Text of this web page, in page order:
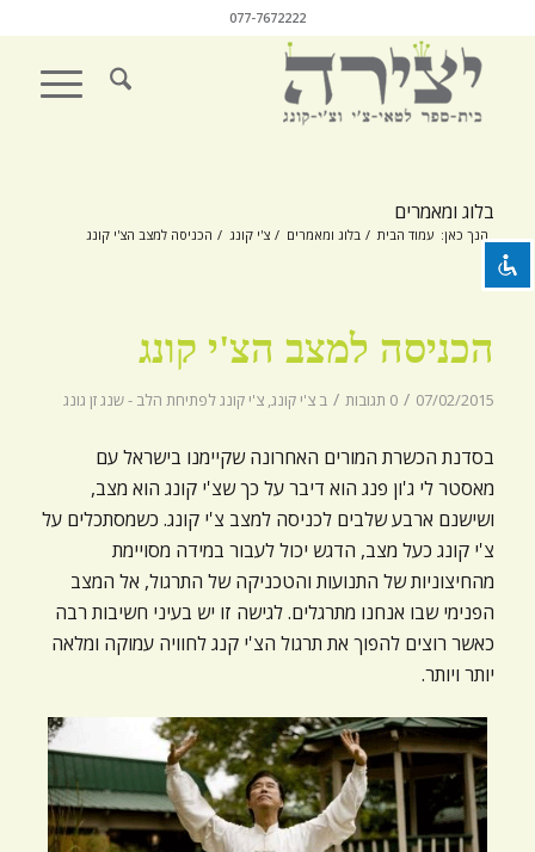
visibility_off השבת את ההבזקים
settings צבע רקע
remove_circle_outline הקטנת גופן
add_circle_outline הגדלת גופן
spellcheck גופן קריא
ניגודיות בהירה
brightness_low ניגודיות כהה
הוסף קו תחתון לקישורים
font_download סמן קישורים
את
כל
האפשרויות
077-7672222
בלוג ומאמרים
הנך כאן: עמוד הבית / בלוג ומאמרים / צ'י קונג / הכניסה למצב הצ'י קונג
הכניסה למצב הצ'י קונג
07/02/2015
/ 0 תגובות / ב צ'י קונג, צ'י קונג לפתיחת הלב - שנג זן גונג
בסדנת הכשרת המורים האחרונה שקיימנו בישראל עם
מאסטר לי ג'ון פנג הוא דיבר על כך שצ'י קונג הוא מצב,
ושישנם ארבע שלבים לכניסה למצב צ'י קונג. כשמסתכלים על
צ'י קונג כעל מצב, הדגש יכול לעבור במידה מסויימת
מהחיצוניות של התנועות והטכניקה של התרגול, אל המצב
הפנימי שבו אנחנו מתרגלים. לגישה זו יש בעיני חשיבות רבה
כאשר רוצים להפוך את תרגול הצ'י קנג לחוויה עמוקה ומלאה
יותר ויותר.